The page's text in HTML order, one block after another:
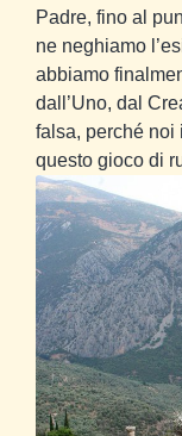
Padre, fino al
ne neghiamo
abbiamo
dall’Uno, dal
falsa, perché noi
questo gioco di